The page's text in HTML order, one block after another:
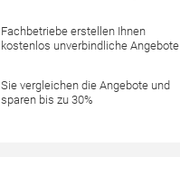
Fachbetriebe erstellen Ihnen
kostenlos unverbindliche Angebote
Sie vergleichen die Angebote und
sparen bis zu 30%